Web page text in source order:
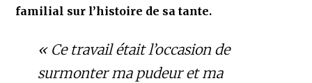
familial sur l’histoire de sa tante.
« Ce travail était l’occasion de
surmonter ma pudeur et ma